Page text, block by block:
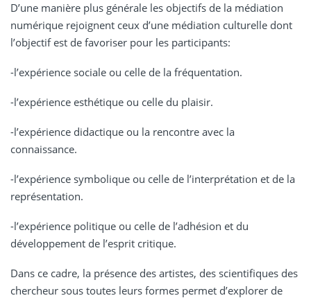
D’une manière plus générale les objectifs de la médiation
numérique rejoignent ceux d’une médiation culturelle dont
l’objectif est de favoriser pour les participants:
-l’expérience sociale ou celle de la fréquentation.
-l’expérience esthétique ou celle du plaisir.
-l’expérience didactique ou la rencontre avec la
connaissance.
-l’expérience symbolique ou celle de l’interprétation et de la
représentation.
-l’expérience politique ou celle de l’adhésion et du
développement de l’esprit critique.
Dans ce cadre, la présence des artistes, des scientifiques des
chercheur sous toutes leurs formes permet d’explorer de